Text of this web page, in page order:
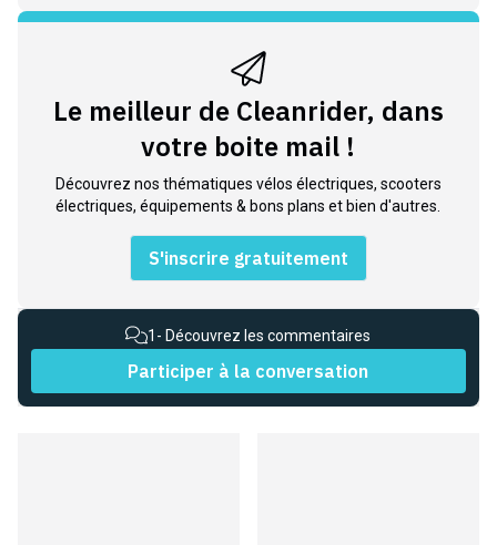
Le meilleur de Cleanrider, dans
votre boite mail !
Découvrez nos thématiques vélos électriques, scooters
électriques, équipements & bons plans et bien d'autres.
S'inscrire gratuitement
1 - Découvrez les commentaires
Participer à la conversation